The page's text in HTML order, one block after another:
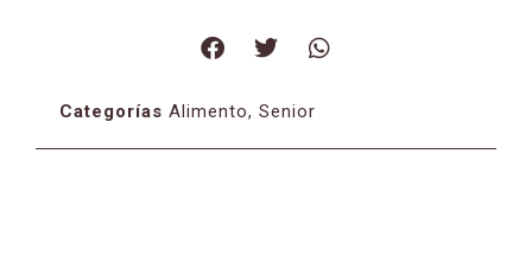
Categorías Alimento, Senior